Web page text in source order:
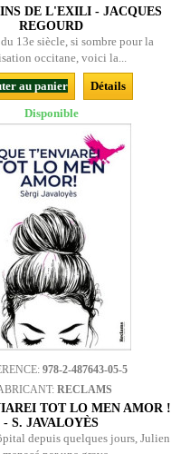
DE L'EXILI - JACQUES
REGOURD
13e siècle, si sombre pour la
occitane, voici la...
au panier
Détails
Disponible
978-2-487643-05-5
RECLAMS
TOT LO MEN AMOR !
- S. JAVALOYÈS
depuis quelques jours, Julien